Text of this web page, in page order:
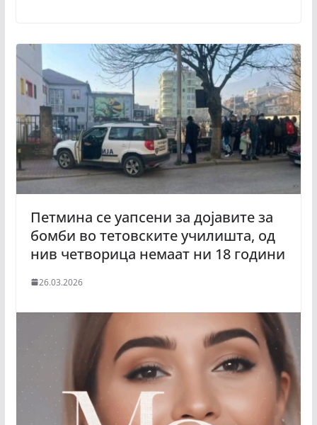
Петмина се уапсени за дојавите за
бомби во тетовските училишта, од
нив четворица немаат ни 18 години
26.03.2026